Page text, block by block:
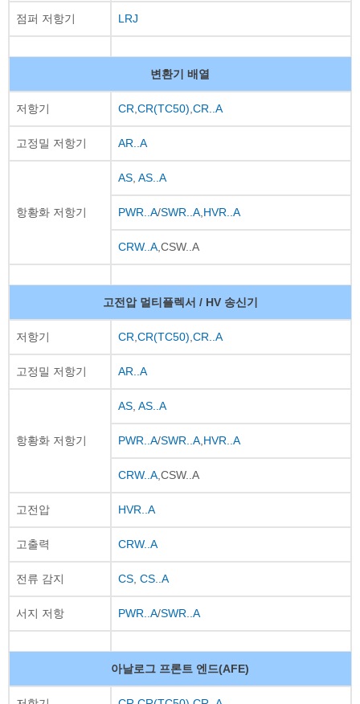
점퍼 저항기 LRJ
변환기 배열
저항기 CR CR(TC50) CR..A
고정밀 저항기 AR..A
항황화 저항기
AS AS..A
PWR..A/SWR..A HVR..A
CRW..A ,CSW..A
고전압 멀티플렉서 / HV 송신기
저항기 CR CR(TC50) CR..A
고정밀 저항기 AR..A
항황화 저항기
AS AS..A
PWR..A/SWR..A HVR..A
CRW..A ,CSW..A
고전압 HVR..A
고출력 CRW..A
전류 감지 CS CS..A
서지 저항 PWR..A/SWR..A
아날로그 프론트 엔드(AFE)